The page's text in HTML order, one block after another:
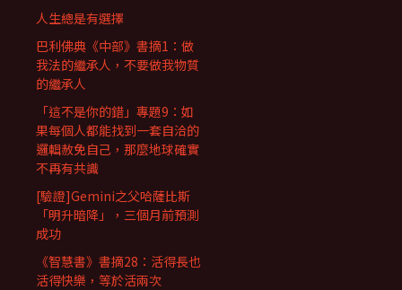
人生總是有選擇
巴利佛典《中部》書摘1：做
我法的繼承人，不要做我物質
的繼承人
「這不是你的錯」專題9：如
果每個人都能找到一套自洽的
邏輯赦免自己，那麼地球確實
不再有共識
[驗證]Gemini之父哈薩比斯
「明升暗降」，三個月前預測
成功
《智慧書》書摘28：活得長也
活得快樂，等於活兩次